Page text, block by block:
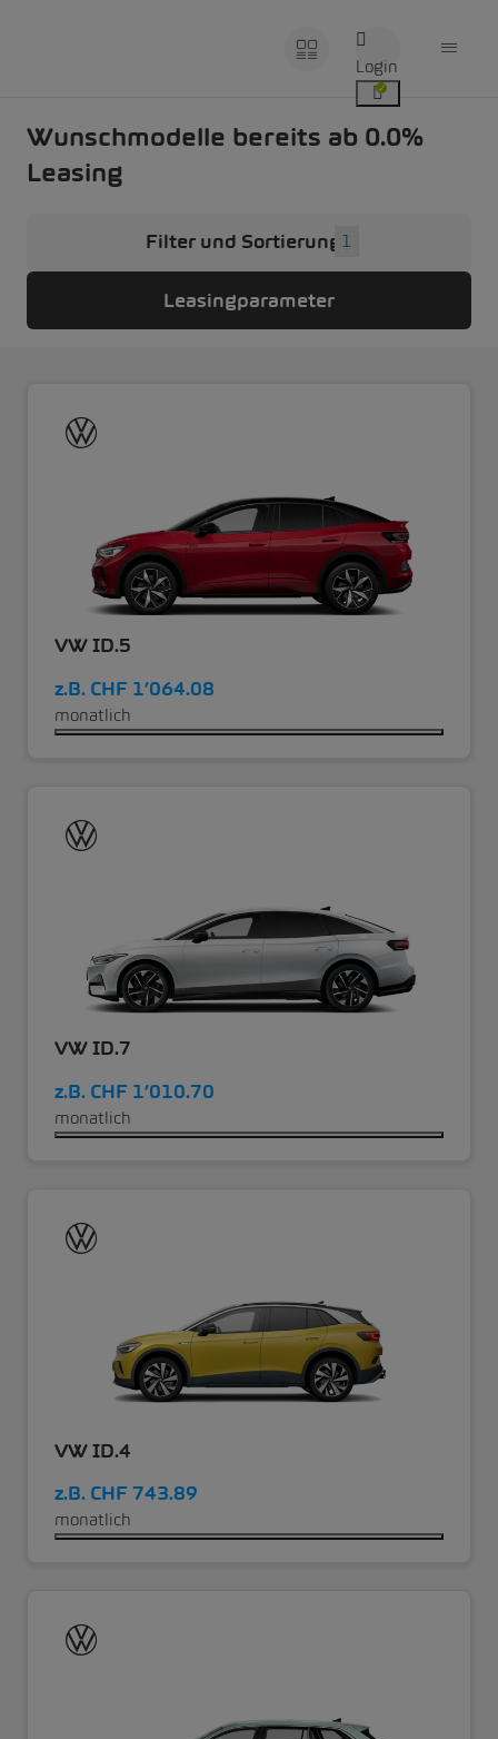
Login
Wunschmodelle bereits ab 0.0%
Leasing
Filter und Sortierung 1
Leasingparameter
VW ID.5
z.B. CHF 1’064.08
monatlich
VW ID.7
z.B. CHF 1’010.70
monatlich
VW ID.4
z.B. CHF 743.89
monatlich